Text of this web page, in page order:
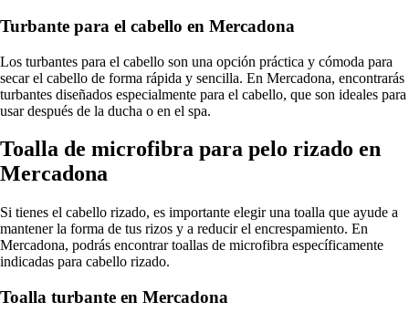
Turbante para el cabello en Mercadona
Los turbantes para el cabello son una opción práctica y cómoda para
secar el cabello de forma rápida y sencilla. En Mercadona, encontrarás
turbantes diseñados especialmente para el cabello, que son ideales para
usar después de la ducha o en el spa.
Toalla de microfibra para pelo rizado en
Mercadona
Si tienes el cabello rizado, es importante elegir una toalla que ayude a
mantener la forma de tus rizos y a reducir el encrespamiento. En
Mercadona, podrás encontrar toallas de microfibra específicamente
indicadas para cabello rizado.
Toalla turbante en Mercadona